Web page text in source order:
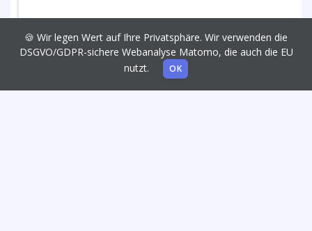
🍪 Wir legen Wert auf Ihre Privatsphäre. Wir verwenden die
DSGVO/GDPR-sichere Webanalyse Matomo, die auch die EU
nutzt.
OK